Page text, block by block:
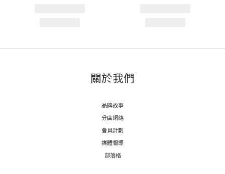
關於我們
品牌故事
分店網絡
會員計劃
媒體報導
部落格